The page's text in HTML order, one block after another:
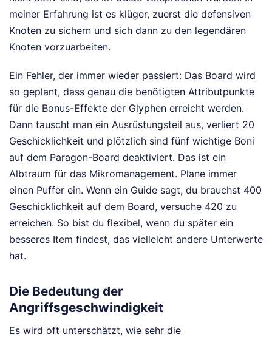
meiner Erfahrung ist es klüger, zuerst die defensiven
Knoten zu sichern und sich dann zu den legendären
Knoten vorzuarbeiten.
Ein Fehler, der immer wieder passiert: Das Board wird
so geplant, dass genau die benötigten Attributpunkte
für die Bonus-Effekte der Glyphen erreicht werden.
Dann tauscht man ein Ausrüstungsteil aus, verliert 20
Geschicklichkeit und plötzlich sind fünf wichtige Boni
auf dem Paragon-Board deaktiviert. Das ist ein
Albtraum für das Mikromanagement. Plane immer
einen Puffer ein. Wenn ein Guide sagt, du brauchst 400
Geschicklichkeit auf dem Board, versuche 420 zu
erreichen. So bist du flexibel, wenn du später ein
besseres Item findest, das vielleicht andere Unterwerte
hat.
Die Bedeutung der
Angriffsgeschwindigkeit
Es wird oft unterschätzt, wie sehr die